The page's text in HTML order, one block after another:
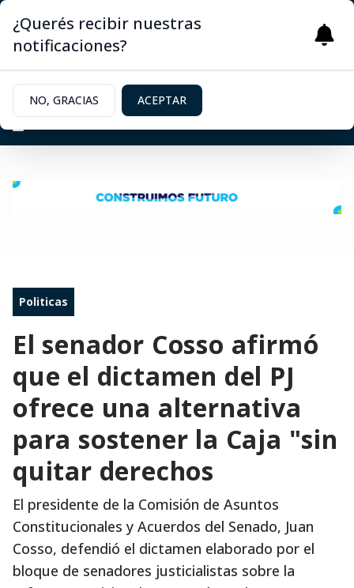
Politicas
El senador Cosso afirmó
que el dictamen del PJ
ofrece una alternativa
para sostener la Caja "sin
quitar derechos
El presidente de la Comisión de Asuntos
Constitucionales y Acuerdos del Senado, Juan
Cosso, defendió el dictamen elaborado por el
bloque de senadores justicialistas sobre la
¿Querés recibir nuestras
notificaciones?
NO, GRACIAS ACEPTAR